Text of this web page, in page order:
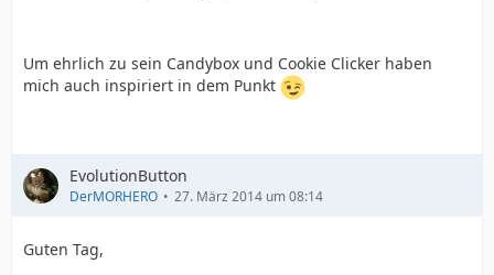
Um ehrlich zu sein Candybox und Cookie Clicker haben
mich auch inspiriert in dem Punkt
EvolutionButton
DerMORHERO 27. März 2014 um 08:14
Guten Tag,